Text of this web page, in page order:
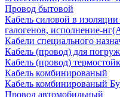
Провод бытовой
Кабель силовой в
галогенов, исполнение-
Кабели специального
Кабель (провод) для
Кабель (провод)
Кабель комбинированый
Кабель комбинированый
Провод автомобильный